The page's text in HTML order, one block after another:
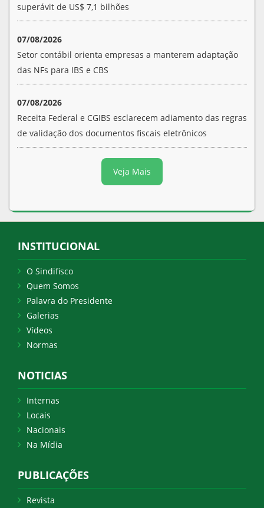
superávit de US$ 7,1 bilhões
07/08/2026
Setor contábil orienta empresas a manterem adaptação
das NFs para IBS e CBS
07/08/2026
Receita Federal e CGIBS esclarecem adiamento das regras
de validação dos documentos fiscais eletrônicos
Veja Mais
INSTITUCIONAL
O Sindifisco
Quem Somos
Palavra do Presidente
Galerias
Vídeos
Normas
NOTICIAS
Internas
Locais
Nacionais
Na Mídia
PUBLICAÇÕES
Revista